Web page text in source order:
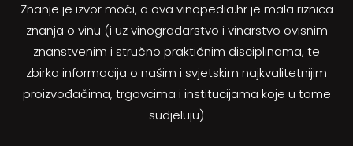
Znanje je izvor moći, a ova vinopedia.hr je mala riznica
znanja o vinu (i uz vinogradarstvo i vinarstvo ovisnim
znanstvenim i stručno praktičnim disciplinama, te
zbirka informacija o našim i svjetskim najkvalitetnijim
proizvođačima, trgovcima i institucijama koje u tome
sudjeluju)